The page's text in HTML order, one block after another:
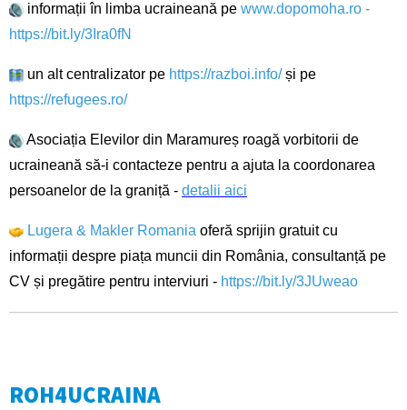
informații în limba ucraineană pe www.dopomoha.ro -
https://bit.ly/3Ira0fN
un alt centralizator pe https://razboi.info/ și pe
https://refugees.ro/
Asociația Elevilor din Maramureș roagă vorbitorii de
ucraineană să-i contacteze pentru a ajuta la coordonarea
persoanelor de la graniță - detalii aici
Lugera & Makler Romania oferă sprijin gratuit cu
informații despre piața muncii din România, consultanță pe
CV și pregătire pentru interviuri - https://bit.ly/3JUweao
ROH4UCRAINA